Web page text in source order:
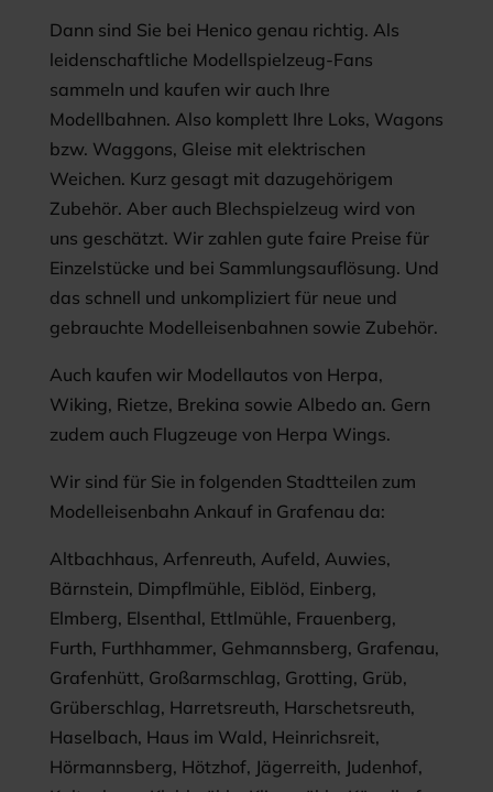
Dann sind Sie bei Henico genau richtig. Als
leidenschaftliche Modellspielzeug-Fans
sammeln und kaufen wir auch Ihre
Modellbahnen. Also komplett Ihre Loks, Wagons
bzw. Waggons, Gleise mit elektrischen
Weichen. Kurz gesagt mit dazugehörigem
Zubehör. Aber auch Blechspielzeug wird von
uns geschätzt. Wir zahlen gute faire Preise für
Einzelstücke und bei Sammlungsauflösung. Und
das schnell und unkompliziert für neue und
gebrauchte Modelleisenbahnen sowie Zubehör.
Auch kaufen wir Modellautos von Herpa,
Wiking, Rietze, Brekina sowie Albedo an. Gern
zudem auch Flugzeuge von Herpa Wings.
Wir sind für Sie in folgenden Stadtteilen zum
Modelleisenbahn Ankauf in Grafenau da:
Altbachhaus, Arfenreuth, Aufeld, Auwies,
Bärnstein, Dimpflmühle, Eiblöd, Einberg,
Elmberg, Elsenthal, Ettlmühle, Frauenberg,
Furth, Furthhammer, Gehmannsberg, Grafenau,
Grafenhütt, Großarmschlag, Grotting, Grüb,
Grüberschlag, Harretsreuth, Harschetsreuth,
Haselbach, Haus im Wald, Heinrichsreit,
Hörmannsberg, Hötzhof, Jägerreith, Judenhof,